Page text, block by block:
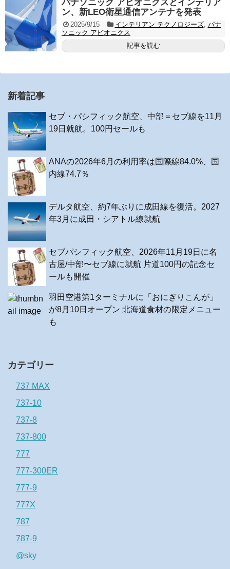
パナソニック アビオニクスとインテリア
ン、新LEO衛星通信アンテナを発表
2025/9/15 インテリアン テクノロジーズ, パナ
ソニック アビオニクス
記事を読む
新着記事
セブ・パシフィック航空、中部＝セブ線を11月
19日就航。100円セールも
ANAの2026年6月の利用率は国際線84.0%、国
内線74.7％
デルタ航空、約7年ぶりに成田線を復活。2027
年3月に成田・シアトル線就航
セブパシフィック航空、2026年11月19日に名
古屋/中部〜セブ線に就航 片道100円の記念セ
ールも開催
羽田空港第1ターミナルに「おにぎりこんが」
が8月10日オープン 北海道食材の限定メニュー
も
カテゴリー
737 MAX
737-10
737-8
737-800
777
777-300ER
777-9
777X
787
787-9
@sky